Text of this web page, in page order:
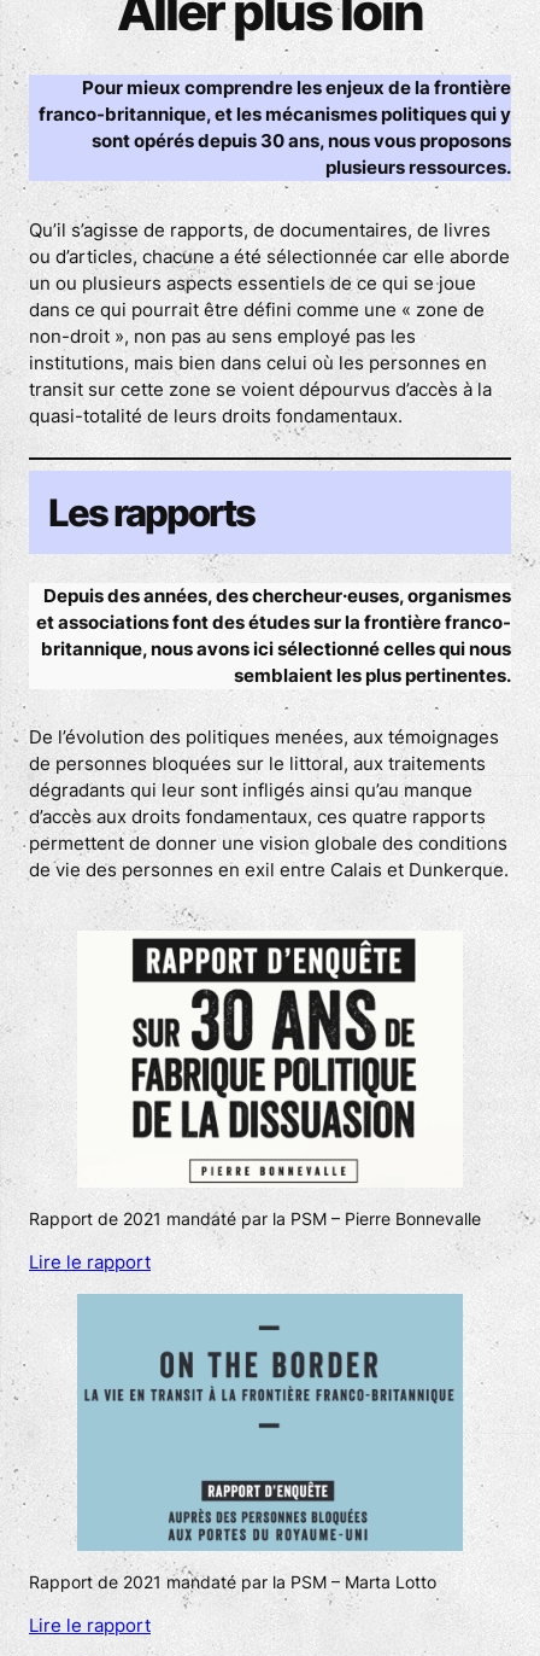
Aller plus loin
Pour mieux comprendre les enjeux de la frontière
franco-britannique, et les mécanismes politiques qui y
sont opérés depuis 30 ans, nous vous proposons
plusieurs ressources.
Qu’il s’agisse de rapports, de documentaires, de livres
ou d’articles, chacune a été sélectionnée car elle aborde
un ou plusieurs aspects essentiels de ce qui se joue
dans ce qui pourrait être défini comme une « zone de
non-droit », non pas au sens employé pas les
institutions, mais bien dans celui où les personnes en
transit sur cette zone se voient dépourvus d’accès à la
quasi-totalité de leurs droits fondamentaux.
Les rapports
Depuis des années, des chercheur·euses, organismes
et associations font des études sur la frontière franco-
britannique, nous avons ici sélectionné celles qui nous
semblaient les plus pertinentes.
De l’évolution des politiques menées, aux témoignages
de personnes bloquées sur le littoral, aux traitements
dégradants qui leur sont infligés ainsi qu’au manque
d’accès aux droits fondamentaux, ces quatre rapports
permettent de donner une vision globale des conditions
de vie des personnes en exil entre Calais et Dunkerque.
Rapport de 2021 mandaté par la PSM – Pierre Bonnevalle
Lire le rapport
Rapport de 2021 mandaté par la PSM – Marta Lotto
Lire le rapport